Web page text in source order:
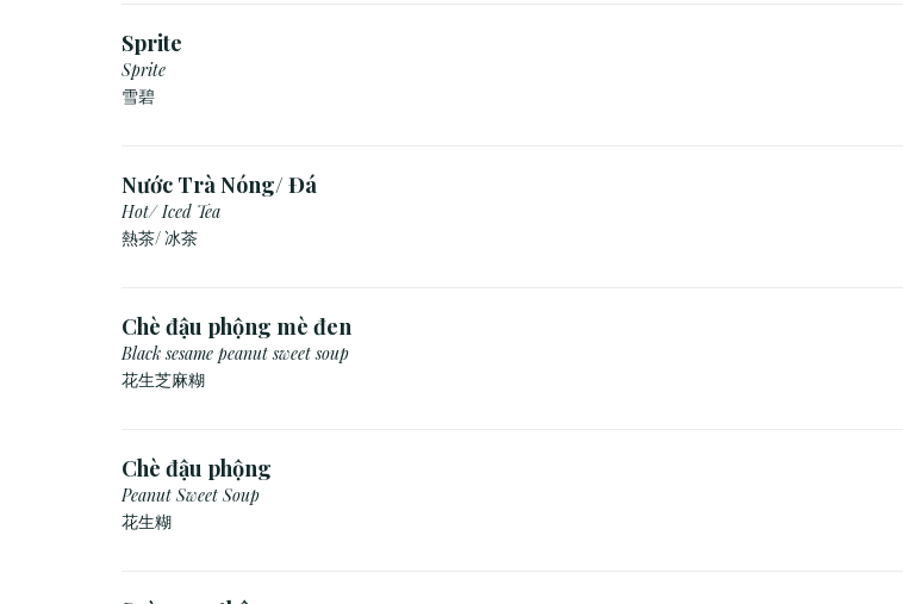
Sprite
Sprite
雪碧
Nước Trà Nóng/ Đá
Hot/ Iced Tea
熱茶/ 冰茶
Chè đậu phộng mè đen
Black sesame peanut sweet soup
花生芝麻糊
Chè đậu phộng
Peanut Sweet Soup
花生糊